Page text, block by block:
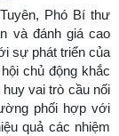
Phó Bí thư
và đánh giá cao
sự phát triển của
chủ động khắc
vai trò cầu nối
phối hợp với
quả các nhiệm